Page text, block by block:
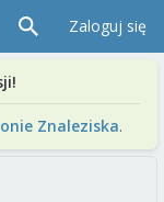
Zaloguj się
Znaleziska.